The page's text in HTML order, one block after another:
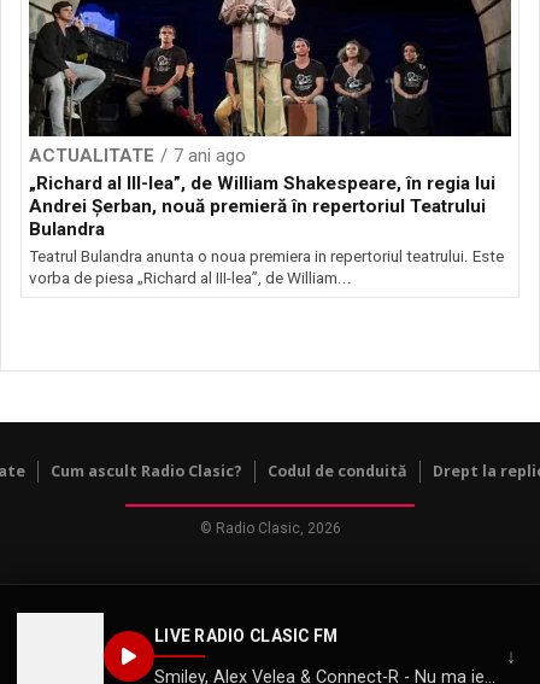
LIVE RADIO CLASIC FM
Smiley, Alex Velea & Connect-R - Nu ma ierta
↓
ACTUALITATE
7 ani ago
„Richard al III-lea”, de William Shakespeare, în regia lui
Andrei Şerban, nouă premieră în repertoriul Teatrului
Bulandra
Teatrul Bulandra anunta o noua premiera in repertoriul teatrului. Este
vorba de piesa „Richard al III-lea”, de William...
Cum ascult Radio Clasic? Codul de conduită Drept la
© Radio Clasic, 2026